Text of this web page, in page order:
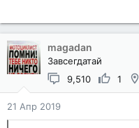
magadan
Завсегдатай
9,510
1
21 Апр 2019